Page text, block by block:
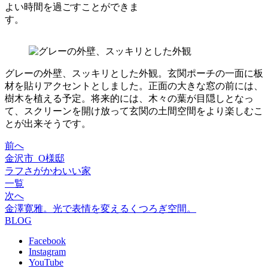
よい時間を過ごすことができま
す。
グレーの外壁、スッキリとした外観。玄関ポーチの一面に板
材を貼りアクセントとしました。正面の大きな窓の前には、
樹木を植える予定。将来的には、木々の葉が目隠しとなっ
て、スクリーンを開け放って玄関の土間空間をより楽しむこ
とが出来そうです。
前へ
金沢市_O様邸
ラフさがかわいい家
一覧
次へ
金澤寛雅。光で表情を変えるくつろぎ空間。
BLOG
Facebook
Instagram
YouTube